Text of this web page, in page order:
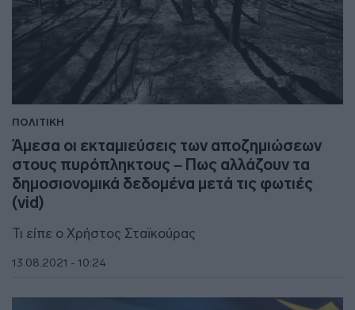
ΠΟΛΙΤΙΚΗ
Άμεσα οι εκταμιεύσεις των αποζημιώσεων
στους πυρόπληκτους – Πως αλλάζουν τα
δημοσιονομικά δεδομένα μετά τις φωτιές
(vid)
Τι είπε ο Χρήστος Σταϊκούρας
13.08.2021 - 10:24